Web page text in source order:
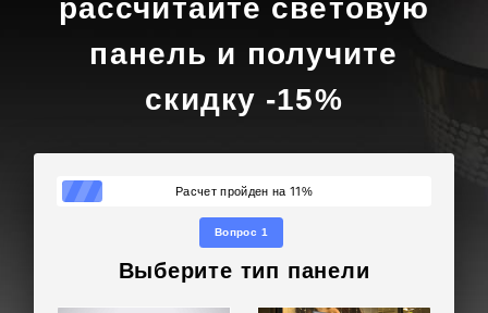
рассчитайте световую
панель и получите
скидку -15%
Расчет пройден на 11%
Вопрос 1
Выберите тип панели